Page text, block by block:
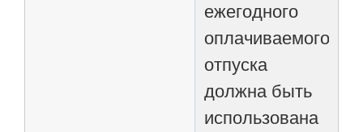
ежегодного
оплачиваемого
отпуска
должна быть
использована